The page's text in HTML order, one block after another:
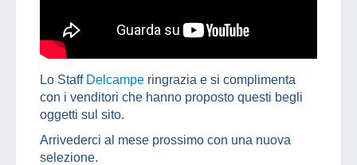
Lo Staff Delcampe ringrazia e si complimenta
con i venditori che hanno proposto questi begli
oggetti sul sito.
Arrivederci al mese prossimo con una nuova
selezione.